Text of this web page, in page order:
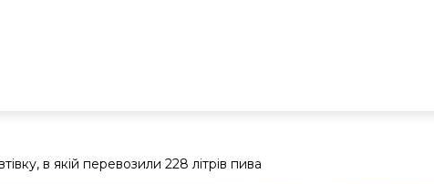
в якій перевозили 228 літрів пива